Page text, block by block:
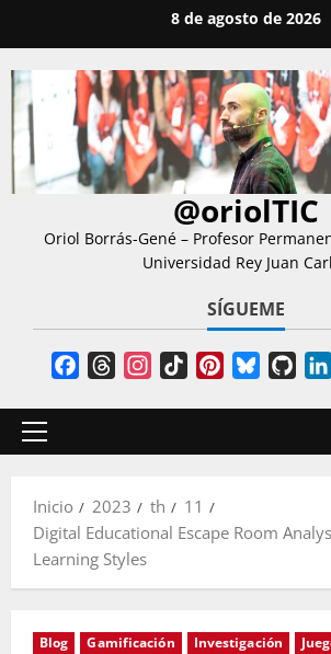
contenido
8 de agosto de 2026
@oriolTIC
Oriol Borrás-Gené – Profesor
Universidad Rey Juan
SÍGUEME
FacebookThreadsInstagram
TikTokPinterestBluesky
Menú
Inicio
2023 th
11
Digital Educational Escape Room
Learning Styles
Blog Gamificación Investigación